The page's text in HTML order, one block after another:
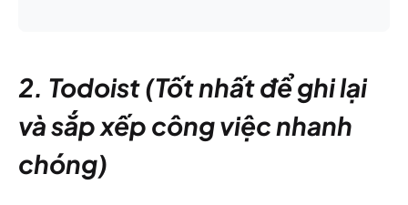
2. Todoist (Tốt nhất để ghi lại
và sắp xếp công việc nhanh
chóng)